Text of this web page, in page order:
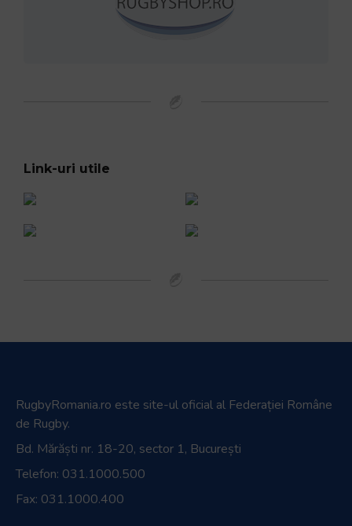
Link-uri utile
RugbyRomania.ro este site-ul oficial al Federației Române
de Rugby.
Bd. Mărăști nr. 18-20, sector 1, București
Telefon: 031.1000.500
Fax: 031.1000.400